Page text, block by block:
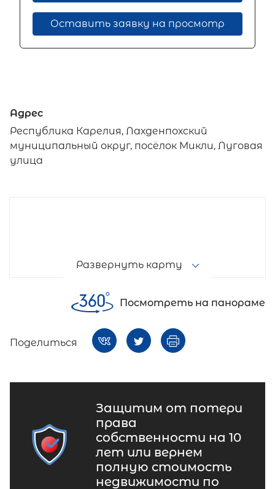
Оставить заявку на просмотр
Адрес
Республика Карелия, Лахденпохский
муниципальный округ, посёлок Микли, Луговая
улица
Развернуть карту
Посмотреть на панораме
Поделиться
Защитим от потери
права
собственности на 10
лет или вернем
полную стоимость
недвижимости по